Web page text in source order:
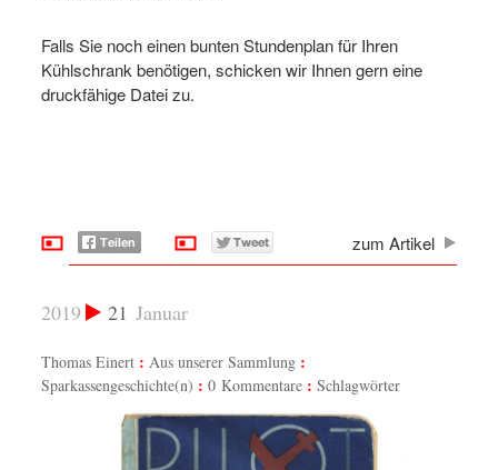
Falls Sie noch einen bunten Stundenplan für Ihren
Kühlschrank benötigen, schicken wir Ihnen gern eine
druckfähige Datei zu.
zum Artikel
21 Januar
2019
Thomas Einert
Aus unserer Sammlung
Sparkassengeschichte(n)
0 Kommentare Schlagwörter